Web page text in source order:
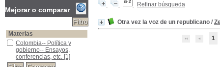
Refinar búsqueda
Otra vez la voz de un republicano /
1
Mejorar o comparar
Materias
Colombia-- Política y gobierno-- Ensayos, conferencias, etc.
Colombia-- Política y
gobierno-- Ensayos,
conferencias, etc. [1]